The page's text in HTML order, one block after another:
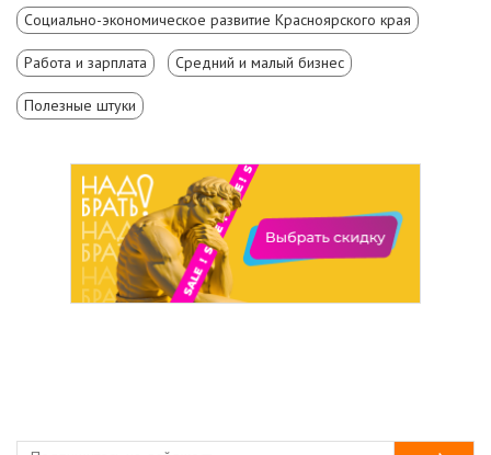
Социально-экономическое развитие Красноярского края
Работа и зарплата Средний и малый бизнес
Полезные штуки